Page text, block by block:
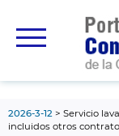
principal
2026-3-12
Servicio
incluidos otros